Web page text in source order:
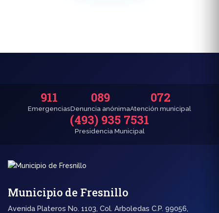
911
Emergencias
089
Denuncia anónima
072
Atención municipal
(493) 935 7531
Presidencia Municipal
Municipio de Fresnillo
Avenida Plateros No. 1103, Col. Arboledas C.P. 99056,